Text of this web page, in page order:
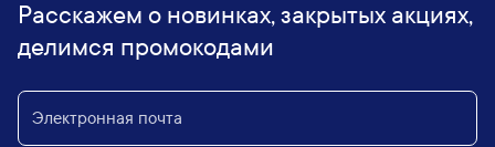
Расскажем о новинках, закрытых акциях,
делимся промокодами